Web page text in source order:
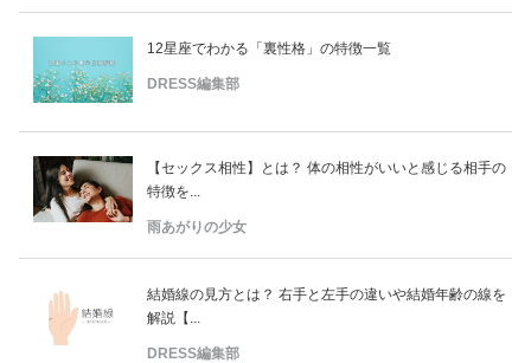
12星座でわかる「裏性格」の特徴一覧
DRESS編集部
【セックス相性】とは？ 体の相性がいいと感じる相手の
特徴を...
雨あがりの少女
結婚線の見方とは？ 右手と左手の違いや結婚年齢の線を
解説【...
DRESS編集部